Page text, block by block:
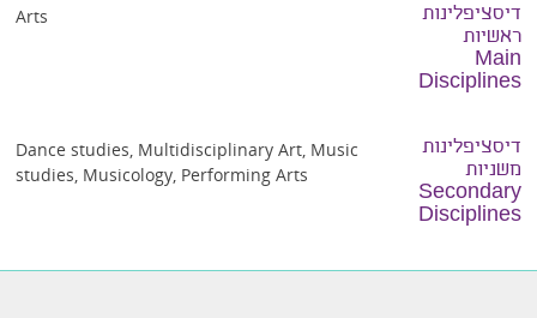
דיסציפלינות
ראשיות
Main
Disciplines
Arts
דיסציפלינות
משניות
Secondary
Disciplines
Dance studies, Multidisciplinary Art, Music
studies, Musicology, Performing Arts